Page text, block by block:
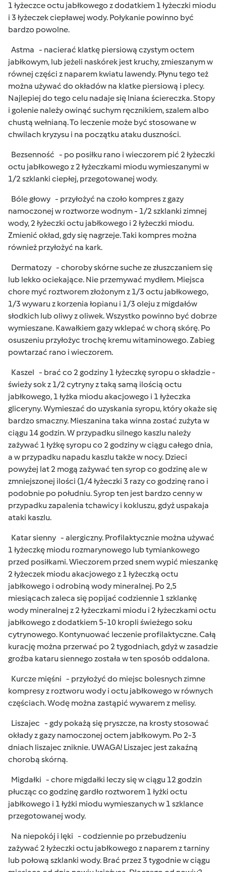
1 łyżeczce octu jabłkowego z dodatkiem 1 łyżeczki miodu
i 3 łyżeczek ciepławej wody. Połykanie powinno być
bardzo powolne.
Astma - nacierać klatkę piersiową czystym octem
jabłkowym, lub jeżeli naskórek jest kruchy, zmieszanym w
równej części z naparem kwiatu lawendy. Płynu tego też
można używać do okładów na klatke piersiową i plecy.
Najlepiej do tego celu nadaje się lniana ściereczka. Stopy
i golenie należy owinąć suchym ręcznikiem, szalem albo
chustą wełnianą. To leczenie może być stosowane w
chwilach kryzysu i na początku ataku duszności.
Bezsenność - po posiłku rano i wieczorem pić 2 łyżeczki
octu jabłkowego z 2 łyżeczkami miodu wymieszanymi w
1/2 szklanki ciepłej, przegotowanej wody.
Bóle głowy - przyłożyć na czoło kompres z gazy
namoczonej w roztworze wodnym - 1/2 szklanki zimnej
wody, 2 łyżeczki octu jabłkowego i 2 łyżeczki miodu.
Zmienić okład, gdy się nagrzeje. Taki kompres można
również przyłożyć na kark.
Dermatozy - choroby skórne suche ze złuszczaniem się
lub lekko ociekające. Nie przemywać mydłem. Miejsca
chore myć roztworem złożonym z 1/3 octu jabłkowego,
1/3 wywaru z korzenia łopianu i 1/3 oleju z migdałów
słodkich lub oliwy z oliwek. Wszystko powinno być dobrze
wymieszane. Kawałkiem gazy wklepać w chorą skórę. Po
osuszeniu przyłożyc trochę kremu witaminowego. Zabieg
powtarzać rano i wieczorem.
Kaszel - brać co 2 godziny 1 łyżeczkę syropu o składzie -
świeży sok z 1/2 cytryny z taką samą ilością octu
jabłkowego, 1 łyżka miodu akacjowego i 1 łyżeczka
gliceryny. Wymieszać do uzyskania syropu, który okaże się
bardzo smaczny. Mieszanina taka winna zostać zużyta w
ciągu 14 godzin. W przypadku silnego kaszlu należy
zażywać 1 łyżkę syropu co 2 godziny w ciągu całego dnia,
a w przypadku napadu kaszlu także w nocy. Dzieci
powyżej lat 2 mogą zażywać ten syrop co godzinę ale w
zmniejszonej ilości (1/4 łyżeczki 3 razy co godzinę rano i
podobnie po południu. Syrop ten jest bardzo cenny w
przypadku zapalenia tchawicy i kokluszu, gdyż uspakaja
ataki kaszlu.
Katar sienny - alergiczny. Profilaktycznie można używać
1 łyżeczkę miodu rozmarynowego lub tymiankowego
przed posiłkami. Wieczorem przed snem wypić mieszankę
2 łyżeczek miodu akacjowego z 1 łyżeczką octu
jabłkowego i odrobiną wody mineralnej. Po 2,5
miesiącach zaleca się popijać codziennie 1 szklankę
wody mineralnej z 2 łyżeczkami miodu i 2 łyżeczkami octu
jabłkowego z dodatkiem 5-10 kropli świeżego soku
cytrynowego. Kontynuować leczenie profilaktyczne. Całą
kurację można przerwać po 2 tygodniach, gdyż w zasadzie
groźba kataru siennego została w ten sposób oddalona.
Kurcze mięśni - przyłożyć do miejsc bolesnych zimne
kompresy z roztworu wody i octu jabłkowego w równych
częściach. Wodę można zastąpić wywarem z melisy.
Liszajec - gdy pokażą się pryszcze, na krosty stosować
okłady z gazy namoczonej octem jabłkowym. Po 2-3
dniach liszajec zniknie. UWAGA! Liszajec jest zakaźną
chorobą skórną.
Migdałki - chore migdałki leczy się w ciągu 12 godzin
płucząc co godzinę gardło roztworem 1 łyżki octu
jabłkowego i 1 łyżki miodu wymieszanych w 1 szklance
przegotowanej wody.
Na niepokój i lęki - codziennie po przebudzeniu
zażywać 2 łyżeczki octu jabłkowego z naparem z tarniny
lub połową szklanki wody. Brać przez 3 tygodnie w ciągu